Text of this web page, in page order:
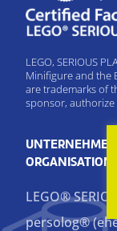
LEGO, SERIOUS
Minifigure and the
are trademarks of
sponsor,
LEGO®
persolog®